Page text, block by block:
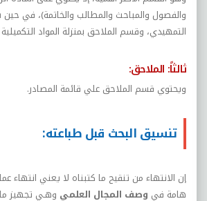
والفصول والمباحث والمطالب والخاتمة)، في
التمهيدي، وقسم الملاحق بمنزلة المواد
ثالثاً: الملاحق:
ويحتوي قسم الملاحق علي قائمة المصادر.
تنسيق البحث قبل طباعته:
إن الانتهاء من تنقيح ما كتبناه لا يعني انتهاء
هامة في وصف المجال العلمي وهـي تجهيز